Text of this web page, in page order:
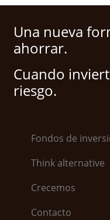
Una nueva
ahorrar.
Cuando
riesgo.
Fondos de
Think alternative
Crecemos
Contacto